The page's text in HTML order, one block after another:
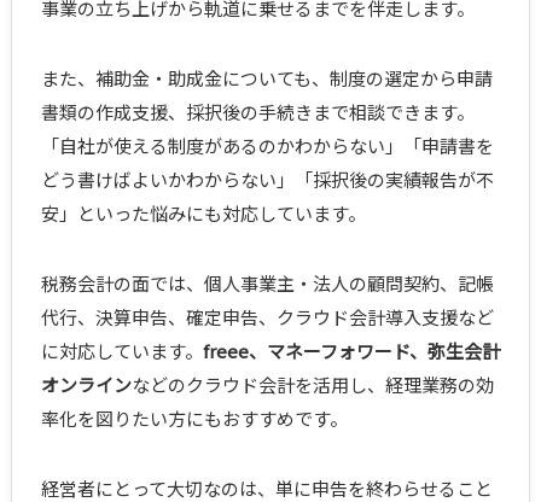
事業の立ち上げから軌道に乗せるまでを伴走します。
また、補助金・助成金についても、制度の選定から申請
書類の作成支援、採択後の手続きまで相談できます。
「自社が使える制度があるのかわからない」「申請書を
どう書けばよいかわからない」「採択後の実績報告が不
安」といった悩みにも対応しています。
税務会計の面では、個人事業主・法人の顧問契約、記帳
代行、決算申告、確定申告、クラウド会計導入支援など
に対応しています。 freee、マネーフォワード、弥生会計
オンラインなどのクラウド会計を活用し、経理業務の効
率化を図りたい方にもおすすめです。
経営者にとって大切なのは、単に申告を終わらせること